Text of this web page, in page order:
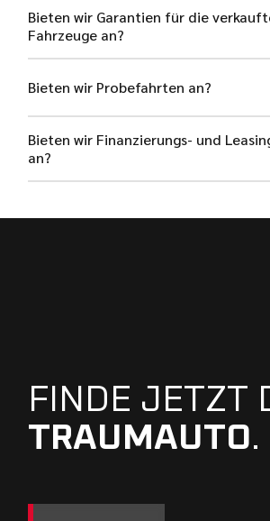
Bieten wir Garantien für die
Fahrzeuge an?
Bieten wir Probefahrten an?
Bieten wir Finanzierungs- und
an?
FINDE JETZT
TRAUMAUTO.